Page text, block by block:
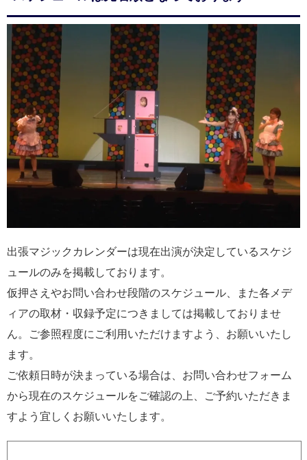
出張マジックカレンダーは現在出演が決定しているスケジ
ュールのみを掲載しております。
仮押さえやお問い合わせ段階のスケジュール、また各メデ
ィアの取材・収録予定につきましては掲載しておりませ
ん。ご参照程度にご利用いただけますよう、お願いいたし
ます。
ご依頼日時が決まっている場合は、お問い合わせフォーム
から現在のスケジュールをご確認の上、ご予約いただきま
すよう宜しくお願いいたします。